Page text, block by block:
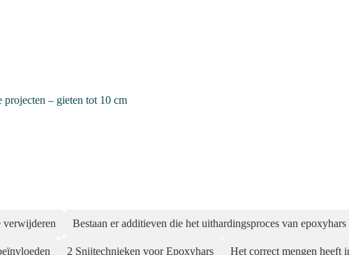
– gieten tot 10 cm
verwijderen Bestaan er additieven die het uithardingsproces van epoxyhars
2 Snijtechnieken voor Epoxyhars Het correct mengen heeft